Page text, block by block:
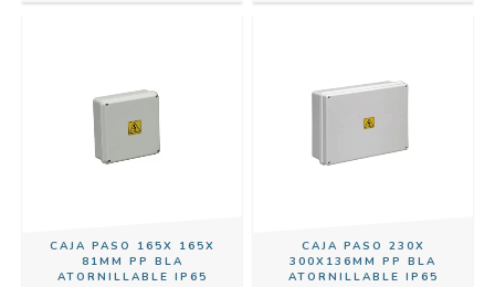
CAJA PASO 165X 165X
81MM PP BLA
ATORNILLABLE IP65
CAJA PASO 230X
300X136MM PP BLA
ATORNILLABLE IP65